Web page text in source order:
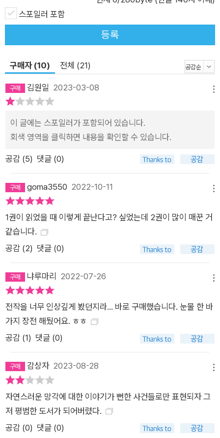
스포일러 포함
등록
구매자 (10) 전체 (21)
김원일 2023-03-08
이 글에는 스포일러가 포함되어 있습니다.
회색 영역을 클릭하면 내용을 확인할 수 있습니다.
공감 (5) 댓글 (0)
goma3550 2022-10-11
1권이 읽었을 때 이렇게 끝난다고? 싶었는데 2권이 많이 매꾼 거
같습니다.
공감 (2) 댓글 (0)
냐루마리 2022-07-26
전작을 너무 인상깊게 봤던지라... 바로 구매했습니다. 눈물 한 바
가지 장전 해뒀어요. ㅎㅎ
공감 (1) 댓글 (0)
감상자2023-08-28
자연스러운 망각에 대한 이야기가 뻔한 사건들로만 표현되자 그
저 평범한 도서가 되어버렸다.
공감 (0) 댓글 (0)